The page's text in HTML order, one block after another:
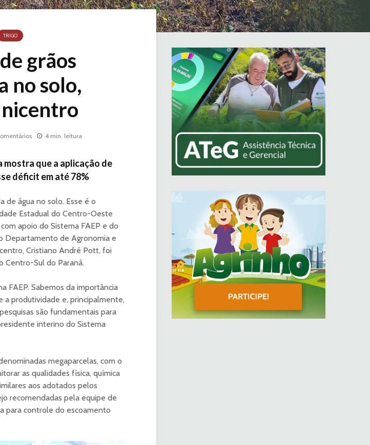
TRIGO
grãos
no solo,
4 min. leitura
que a aplicação de
déficit em até 78%
de água no solo. Esse é o
Estadual do Centro-Oeste
com apoio do Sistema FAEP e do
Departamento de Agronomia e
Cristiano André Pott, foi
Centro-Sul do Paraná.
FAEP. Sabemos da importância
a produtividade e, principalmente,
são fundamentais para
interino do Sistema
megaparcelas, com o
as qualidades física, química
aos adotados pelos
recomendadas pela equipe de
para controle do escoamento